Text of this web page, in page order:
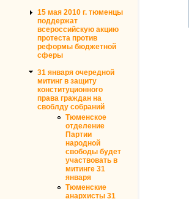
15 мая 2010 г. тюменцы
поддержат
всероссийскую акцию
протеста против
реформы бюджетной
сферы
31 января очередной
митинг в защиту
конституционного
права граждан на
своблду собраний
Тюменское
отделение
Партии
народной
свободы будет
участвовать в
митинге 31
января
Тюменские
анархисты 31